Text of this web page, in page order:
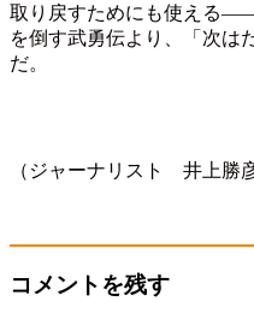
取り戻すためにも使える
を倒す武勇伝より、「次は
だ
（ジャーナリスト 井上勝
コメントを残す